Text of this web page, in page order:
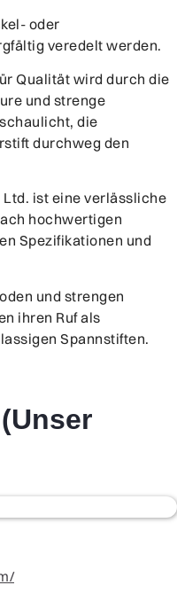
oder
veredelt werden.
Qualität wird durch die
und strenge
die
durchweg den
ist eine verlässliche
hochwertigen
Spezifikationen und
und strengen
ihren Ruf als
Spannstiften.